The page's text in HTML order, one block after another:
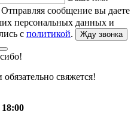
Отправляя сообщение вы даете
персональных данных и
с политикой. Жду звонка
свяжется!
18:00